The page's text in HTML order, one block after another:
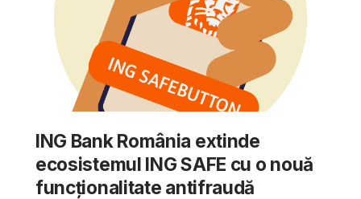
ING Bank România extinde
ecosistemul ING SAFE cu o nouă
funcționalitate antifraudă